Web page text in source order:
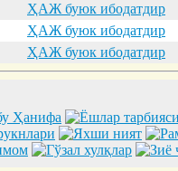
ҲАЖ буюк ибодатдир
ҲАЖ буюк ибодатдир
ҲАЖ буюк ибодатдир